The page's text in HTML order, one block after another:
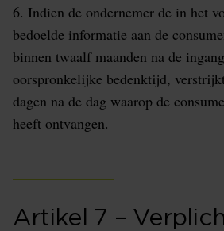
6. Indien de ondernemer de in het
bedoelde informatie aan de
binnen twaalf maanden na de
oorspronkelijke bedenktijd,
dagen na de dag waarop de
heeft ontvangen.
Artikel 7 –